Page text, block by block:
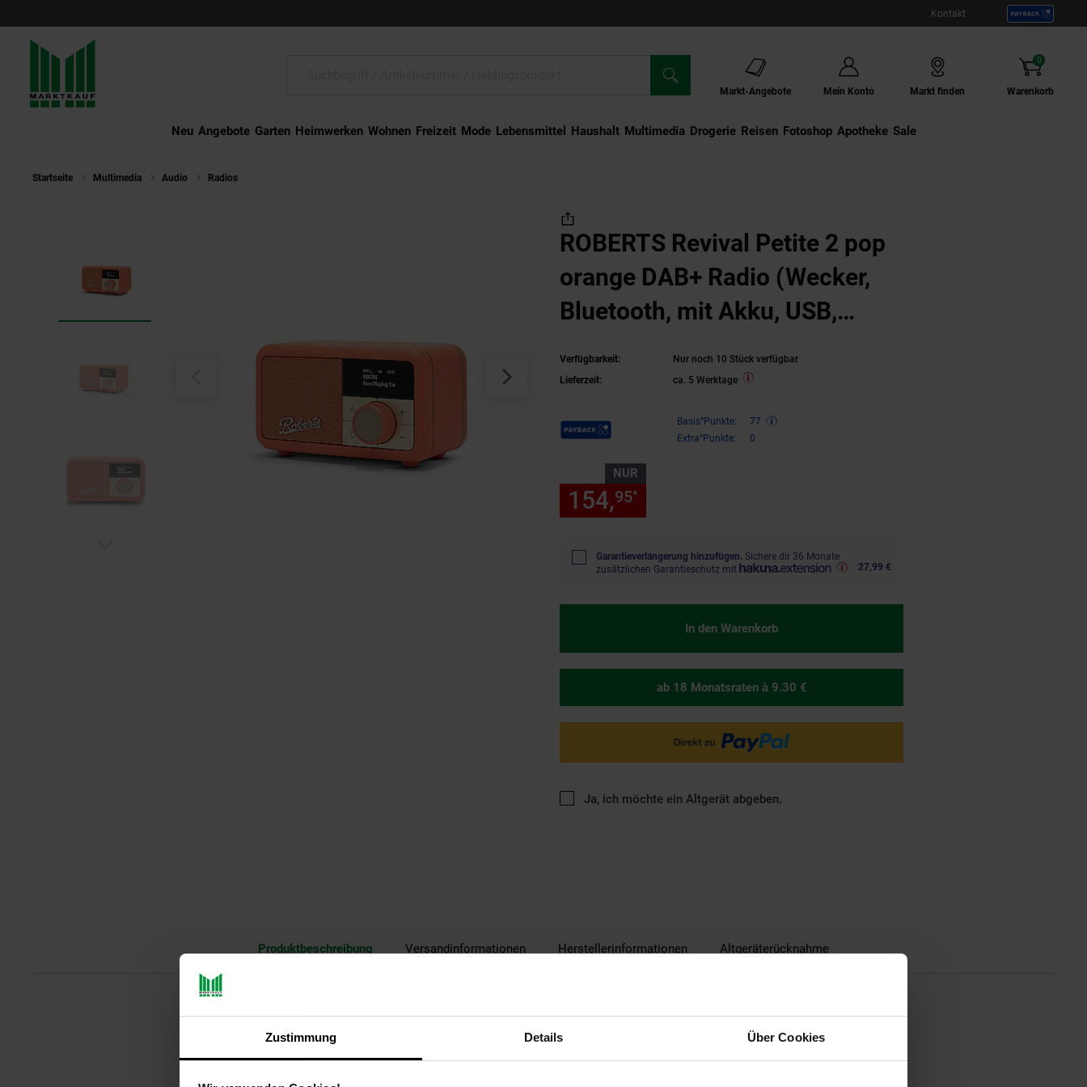
Zustimmung Details Über Cookies
Kontakt
Markt-Angebote Mein Konto Markt finden Warenkorb
0
Artikel
Neu Angebote Garten Heimwerken Wohnen Freizeit Mode Lebensmittel Haushalt Multimedia Drogerie Externer Link:
Reisen Externer Link:
Fotoshop Externer Link:
Apotheke Sale
Startseite Multimedia Audio Radios
ROBERTS Revival Petite 2 pop
orange DAB+ Radio (Wecker,
Bluetooth, mit Akku, USB,
Verfügbarkeit:
Nur noch 10 Stück verfügbar
Lieferzeit:
ca. 5 Werktage
Payback Punkte Basis°Punkte:
77
Extra°Punkte:
0
NUR
154,95*
Garantieverlängerung hinzufügen. Sichere dir 36 Monate
zusätzlichen Garantieschutz mit
27,99 €
In den Warenkorb
ab 18 Monatsraten à 9.30 €
Ja, ich möchte ein Altgerät abgeben.
Produktbeschreibung Versandinformationen Herstellerinformationen Altgeräterücknahme
Roberts Radio Revival Petite 2 Tragbare Digitalorange – Perfekter Begleiter für MusikliebhaberEntdecken Sie mit dem Roberts Radio
Revival Petite 2 eine elegante und funktionale Lösung, um Ihre Lieblingsmusik überall zu genießen. Dieses tragbare Digitalradio in
strahlendem Orange vereint modernes Design mit hochwertiger Technik, sodass Sie stets bestens ausgestattet sind, egal ob zu